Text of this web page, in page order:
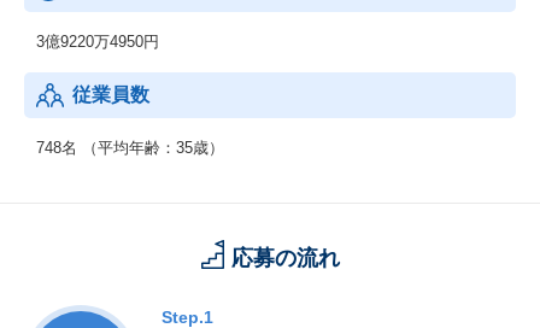
3億9220万4950円
従業員数
748名 （平均年齢：35歳）
応募の流れ
Step.1